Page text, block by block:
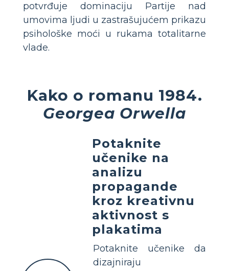
potvrđuje dominaciju Partije nad
umovima ljudi u zastrašujućem prikazu
psihološke moći u rukama totalitarne
vlade.
Kako o romanu 1984.
Georgea Orwella
Potaknite
učenike na
analizu
propagande
kroz kreativnu
aktivnost s
plakatima
Potaknite učenike da
dizajniraju